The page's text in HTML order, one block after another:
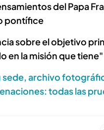
del Papa
pontífice
sobre el objetivo
en la misión que tiene"
sede, archivo
todas las